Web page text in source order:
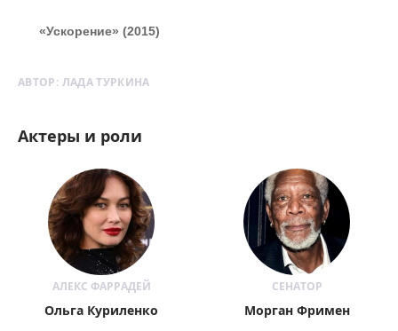
«Ускорение» (2015)
АВТОР: ЛАДА ТУРКИНА
Актеры и роли
АЛЕКС ФАРРАДЕЙ
Ольга Куриленко
СЕНАТОР
Морган Фримен